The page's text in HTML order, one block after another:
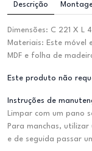
Descrição
Dimensões: C 221 X L
Materiais: Este móvel
MDF e folha de
Este produto não
Instruções de
Limpar com um pano
Para manchas, utilizar
e de seguida passar